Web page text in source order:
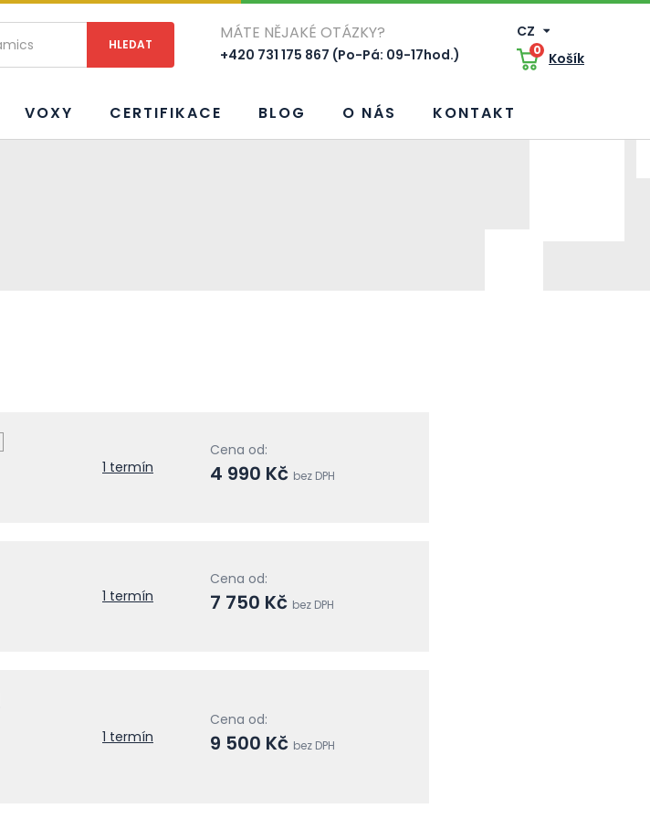
MÁTE NĚJAKÉ OTÁZKY?
+420 731 175 867 (Po-Pá: 09-17hod.)
CZ
0 Košík
VOXY CERTIFIKACE BLOG O NÁS KONTAKT
1 termín
Cena od:
4 990 Kč bez DPH
1 termín
Cena od:
7 750 Kč bez DPH
1 termín
Cena od:
9 500 Kč bez DPH